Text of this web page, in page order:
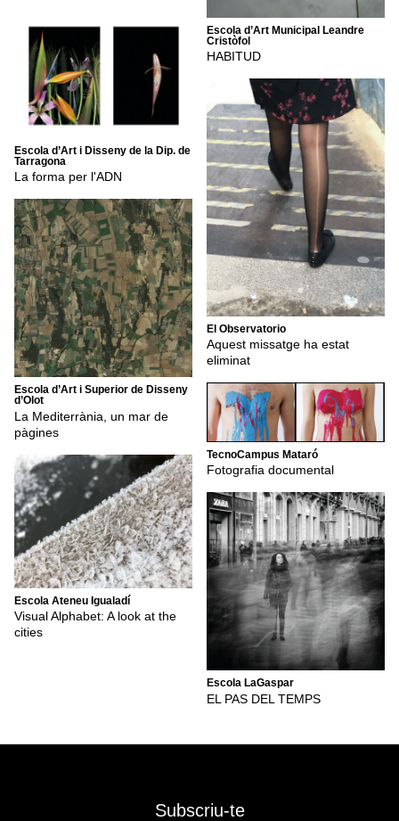
Escola d’Art i Disseny de la Dip. de
Tarragona
La forma per l'ADN
Escola d’Art i Superior de Disseny
d’Olot
La Mediterrània, un mar de
pàgines
Escola Ateneu Igualadí
Visual Alphabet: A look at the
cities
Escola d’Art Municipal Leandre
Cristòfol
HABITUD
El Observatorio
Aquest missatge ha estat
eliminat
TecnoCampus Mataró
Fotografia documental
Escola LaGaspar
EL PAS DEL TEMPS
Subscriu-te